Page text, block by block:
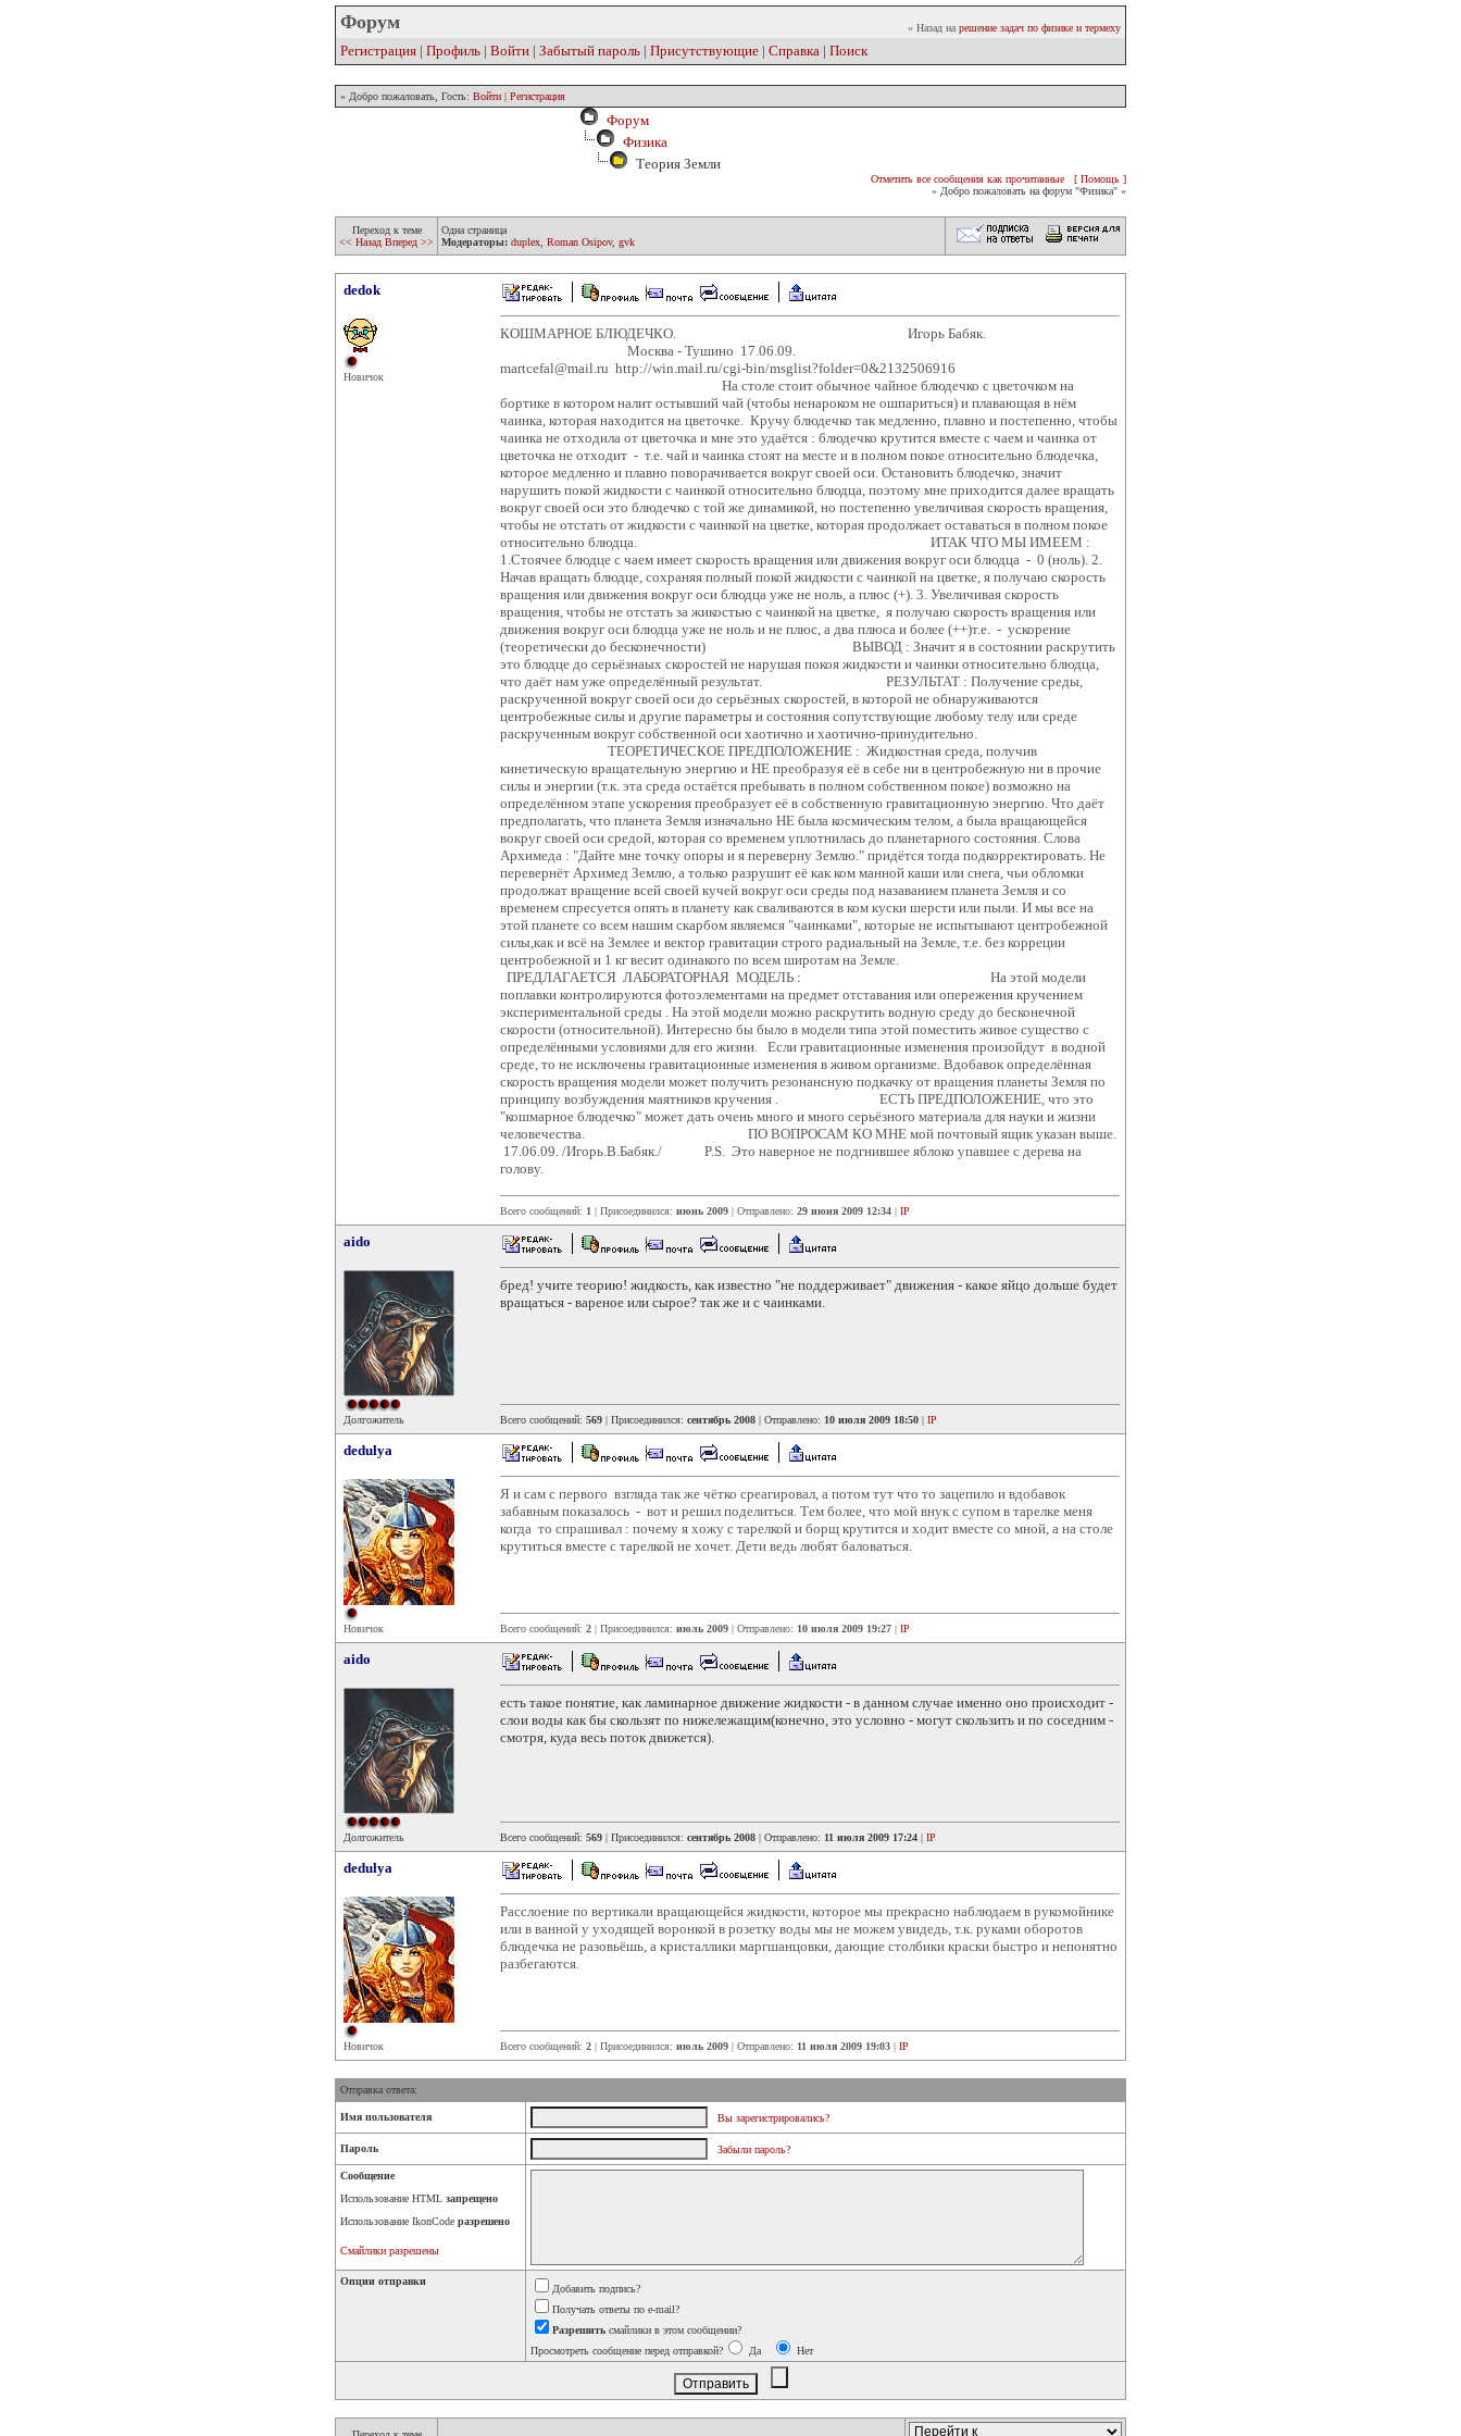
Форум » Назад на решение задач по физике и термеху
Регистрация | Профиль | Войти | Забытый пароль | Присутствующие | Справка | Поиск
» Добро пожаловать, Гость: Войти | Регистрация
Форум
Физика
Теория Земли
Отметить все сообщения как прочитанные
[ Помощь ]
» Добро пожаловать на форум "Физика" «
Переход к теме
<< Назад Вперед >>
Одна страница
Модераторы: duplex Roman Osipov, gvk
dedok
Новичок
КОШМАРНОЕ БЛЮДЕЧКО. Игорь Бабяк.
Москва - Тушино 17.06.09.
martcefal@mail.ru http://win.mail.ru/cgi-bin/msglist?folder=0&2132506916
На столе стоит обычное чайное блюдечко с цветочком на
бортике в котором налит остывший чай (чтобы ненароком не ошпариться) и плавающая в нём
чаинка, которая находится на цветочке. Кручу блюдечко так медленно, плавно и постепенно, чтобы
чаинка не отходила от цветочка и мне это удаётся : блюдечко крутится вместе с чаем и чаинка от
цветочка не отходит - т.е. чай и чаинка стоят на месте и в полном покое относительно блюдечка,
которое медленно и плавно поворачивается вокруг своей оси. Остановить блюдечко, значит
нарушить покой жидкости с чаинкой относительно блюдца, поэтому мне приходится далее вращать
вокруг своей оси это блюдечко с той же динамикой, но постепенно увеличивая скорость вращения,
чтобы не отстать от жидкости с чаинкой на цветке, которая продолжает оставаться в полном покое
относительно блюдца. ИТАК ЧТО МЫ ИМЕЕМ :
1.Стоячее блюдце с чаем имеет скорость вращения или движения вокруг оси блюдца - 0 (ноль). 2.
Начав вращать блюдце, сохраняя полный покой жидкости с чаинкой на цветке, я получаю скорость
вращения или движения вокруг оси блюдца уже не ноль, а плюс (+). 3. Увеличивая скорость
вращения, чтобы не отстать за жикостью с чаинкой на цветке, я получаю скорость вращения или
движения вокруг оси блюдца уже не ноль и не плюс, а два плюса и более (++)т.е. - ускорение
(теоретически до бесконечности) ВЫВОД : Значит я в состоянии раскрутить
это блюдце до серьёзнаых скоростей не нарушая покоя жидкости и чаинки относительно блюдца,
что даёт нам уже определённый результат. РЕЗУЛЬТАТ : Получение среды,
раскрученной вокруг своей оси до серьёзных скоростей, в которой не обнаруживаются
центробежные силы и другие параметры и состояния сопутствующие любому телу или среде
раскрученным вокруг собственной оси хаотично и хаотично-принудительно.
ТЕОРЕТИЧЕСКОЕ ПРЕДПОЛОЖЕНИЕ : Жидкостная среда, получив
кинетическую вращательную энергию и НЕ преобразуя её в себе ни в центробежную ни в прочие
силы и энергии (т.к. эта среда остаётся пребывать в полном собственном покое) возможно на
определённом этапе ускорения преобразует её в собственную гравитационную энергию. Что даёт
предполагать, что планета Земля изначально НЕ была космическим телом, а была вращающейся
вокруг своей оси средой, которая со временем уплотнилась до планетарного состояния. Слова
Архимеда : "Дайте мне точку опоры и я переверну Землю." придётся тогда подкорректировать. Не
перевернёт Архимед Землю, а только разрушит её как ком манной каши или снега, чьи обломки
продолжат вращение всей своей кучей вокруг оси среды под назаванием планета Земля и со
временем спресуется опять в планету как сваливаются в ком куски шерсти или пыли. И мы все на
этой планете со всем нашим скарбом являемся "чаинками", которые не испытывают центробежной
силы,как и всё на Землее и вектор гравитации строго радиальный на Земле, т.е. без корреции
центробежной и 1 кг весит одинакого по всем широтам на Земле.
ПРЕДЛАГАЕТСЯ ЛАБОРАТОРНАЯ МОДЕЛЬ : На этой модели
поплавки контролируются фотоэлементами на предмет отставания или опережения кручением
экспериментальной среды . На этой модели можно раскрутить водную среду до бесконечной
скорости (относительной). Интересно бы было в модели типа этой поместить живое существо с
определёнными условиями для его жизни. Если гравитационные изменения произойдут в водной
среде, то не исключены гравитационные изменения в живом организме. Вдобавок определённая
скорость вращения модели может получить резонансную подкачку от вращения планеты Земля по
принципу возбуждения маятников кручения . ЕСТЬ ПРЕДПОЛОЖЕНИЕ, что это
"кошмарное блюдечко" может дать очень много и много серьёзного материала для науки и жизни
человечества. ПО ВОПРОСАМ КО МНЕ мой почтовый ящик указан выше.
17.06.09. /Игорь.В.Бабяк./ P.S. Это наверное не подгнившее яблоко упавшее с дерева на
голову.
Всего сообщений: 1 | Присоединился: июнь 2009 | Отправлено: 29 июня 2009 12:34 | IP
aido
Долгожитель
бред! учите теорию! жидкость, как известно "не поддерживает" движения - какое яйцо дольше будет
вращаться - вареное или сырое? так же и с чаинками.
Всего сообщений: 569 | Присоединился: сентябрь 2008 | Отправлено: 10 июля 2009 18:50 | IP
dedulya
Новичок
Я и сам с первого взгляда так же чётко среагировал, а потом тут что то зацепило и вдобавок
забавным показалось - вот и решил поделиться. Тем более, что мой внук с супом в тарелке меня
когда то спрашивал : почему я хожу с тарелкой и борщ крутится и ходит вместе со мной, а на столе
крутиться вместе с тарелкой не хочет. Дети ведь любят баловаться.
Всего сообщений: 2 | Присоединился: июль 2009 | Отправлено: 10 июля 2009 19:27 | IP
aido
Долгожитель
есть такое понятие, как ламинарное движение жидкости - в данном случае именно оно происходит -
слои воды как бы скользят по нижележащим(конечно, это условно - могут скользить и по соседним -
смотря, куда весь поток движется).
Всего сообщений: 569 | Присоединился: сентябрь 2008 | Отправлено: 11 июля 2009 17:24 | IP
dedulya
Новичок
Расслоение по вертикали вращающейся жидкости, которое мы прекрасно наблюдаем в рукомойнике
или в ванной у уходящей воронкой в розетку воды мы не можем увидедь, т.к. руками оборотов
блюдечка не разовьёшь, а кристаллики маргшанцовки, дающие столбики краски быстро и непонятно
разбегаются.
Всего сообщений: 2 | Присоединился: июль 2009 | Отправлено: 11 июля 2009 19:03 | IP
Отправка ответа:
Имя пользователя Вы зарегистрировались?
Пароль Забыли пароль?
Сообщение
Использование HTML запрещено
Использование IkonCode разрешено
Смайлики разрешены
Опции отправки
Добавить подпись?
Получать ответы по e-mail?
Разрешить смайлики в этом сообщении?
Просмотреть сообщение перед отправкой?
Да Нет